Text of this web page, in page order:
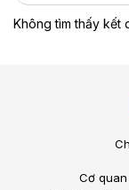
Không tìm thấy kết
Cơ